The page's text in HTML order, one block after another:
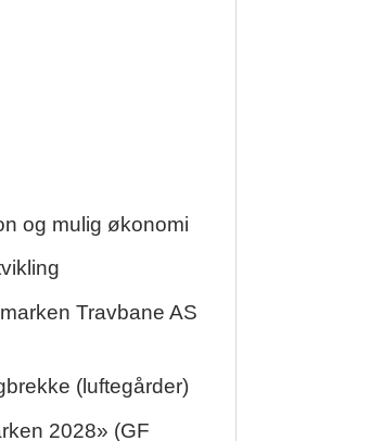
og mulig økonomi
Travbane AS
(luftegårder)
2028» (GF